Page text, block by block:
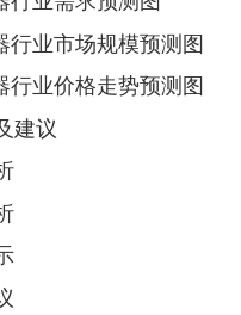
业市场规模预测图
业价格走势预测图
建议